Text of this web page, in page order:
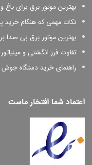
بهترین موتور برق برای
نکات مهمی که هنگام خرید
بهترین موتور برق بی صدا
تفاوت فرز انگشتی و
راهنمای خرید دستگاه جوش
اعتماد شما افتخار ماست